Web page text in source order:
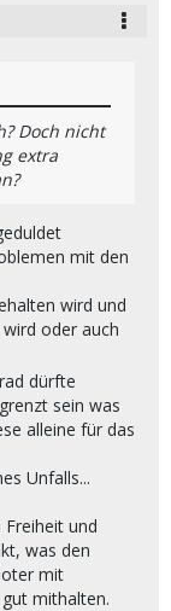
Doch nicht
extra
mit den
wird und
oder auch
dürfte
sein was
alleine für das
Unfalls...
und
was den
mit
mithalten.